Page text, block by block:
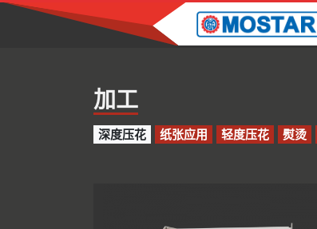
加工
深度压花 纸张应用 轻度压花 熨烫